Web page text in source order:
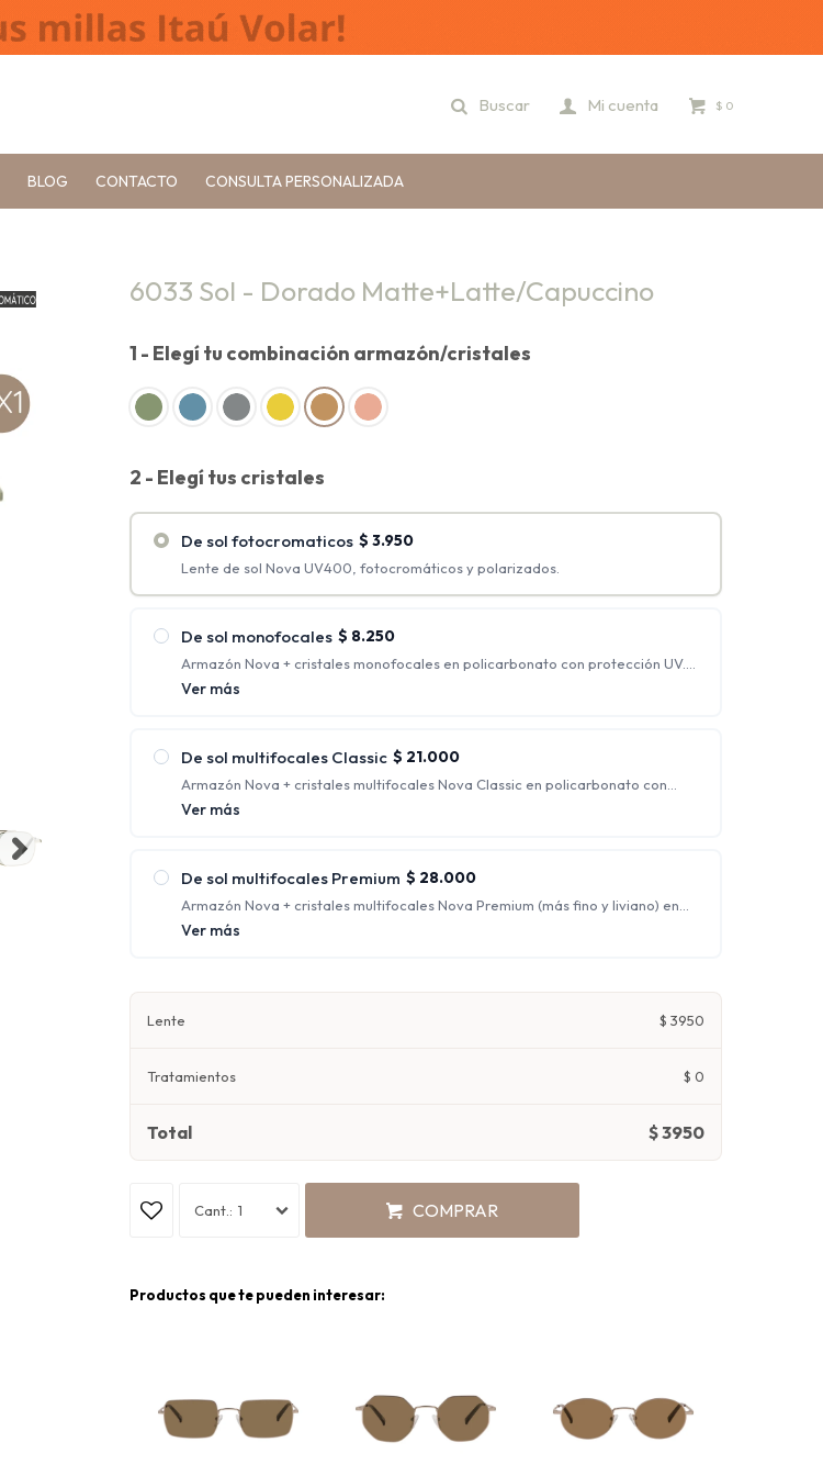
BLOG CONTACTO CONSULTA PERSONALIZADA
$ 0
6033 Sol - Dorado Matte+Latte/Capuccino
1 - Elegí tu combinación armazón/cristales
2 - Elegí tus cristales
De sol fotocromaticos $ 3.950
Lente de sol Nova UV400, fotocromáticos y polarizados.
De sol monofocales $ 8.250
Armazón Nova + cristales monofocales en policarbonato con protección UV.
(Rango de graduaciones incluidas: hasta esférico 4.00 y cilíndrico 2.00)
Ver más
De sol multifocales Classic $ 21.000
Armazón Nova + cristales multifocales Nova Classic en policarbonato con
protección UV.
Ver más
De sol multifocales Premium $ 28.000
Armazón Nova + cristales multifocales Nova Premium (más fino y liviano) en
orgánico 1.67 con protección UV.
Ver más
Lente $ 3950
Tratamientos $ 0
Total $3950
1 COMPRAR
Productos que te pueden interesar: